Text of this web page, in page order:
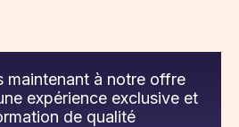
maintenant à notre offre
expérience exclusive et
de qualité